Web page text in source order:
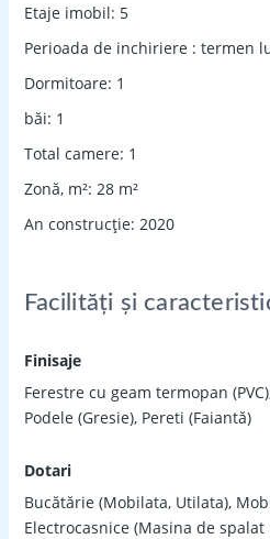
Etaje imobil: 5
Perioada de inchiriere : termen
Dormitoare: 1
băi: 1
Total camere: 1
Zonă, m²: 28 m²
An construcție: 2020
Facilități și
Finisaje
Ferestre cu geam termopan
Podele (Gresie), Pereti (Faiantă)
Dotari
Bucătărie (Mobilata, Utilata),
Electrocasnice (Masina de